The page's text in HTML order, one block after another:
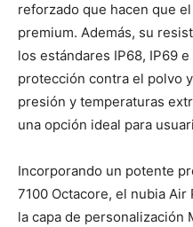
reforzado que hacen que
premium. Además, su
los estándares IP68, IP69
protección contra el polvo
presión y temperaturas
una opción ideal para
Incorporando un potente
7100 Octacore, el nubia
la capa de personalización